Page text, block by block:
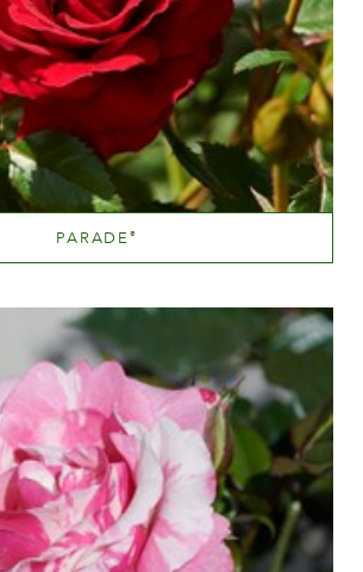
storia di Poulsen Roser A/S
PARADE ®